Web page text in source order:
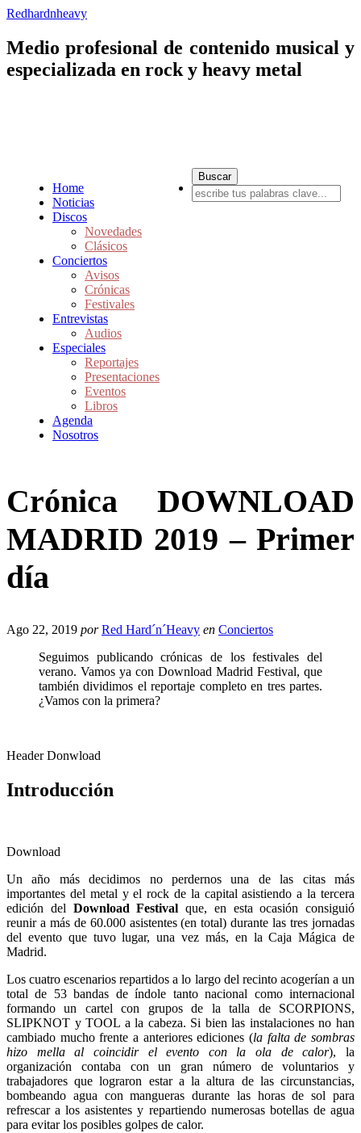
Redhardnheavy
Medio profesional de contenido musical y
especializada en rock y heavy metal
Home
Noticias
Discos
Novedades
Clásicos
Conciertos
Avisos
Crónicas
Festivales
Entrevistas
Audios
Especiales
Reportajes
Presentaciones
Eventos
Libros
Agenda
Nosotros
Crónica DOWNLOAD
MADRID 2019 – Primer
día
Ago 22, 2019 por Red Hard´n´Heavy en Conciertos
Seguimos publicando crónicas de los festivales del
verano. Vamos ya con Download Madrid Festival, que
también dividimos el reportaje completo en tres partes.
¿Vamos con la primera?
Header Donwload
Introducción
Download
Un año más decidimos no perdernos una de las citas más
importantes del metal y el rock de la capital asistiendo a la tercera
edición del Download Festival que, en esta ocasión consiguió
reunir a más de 60.000 asistentes (en total) durante las tres jornadas
del evento que tuvo lugar, una vez más, en la Caja Mágica de
Madrid.
Los cuatro escenarios repartidos a lo largo del recinto acogerían a un
total de 53 bandas de índole tanto nacional como internacional
formando un cartel con grupos de la talla de SCORPIONS,
SLIPKNOT y TOOL a la cabeza. Si bien las instalaciones no han
cambiado mucho frente a anteriores ediciones (la falta de sombras
hizo mella al coincidir el evento con la ola de calor), la
organización contaba con un gran número de voluntarios y
trabajadores que lograron estar a la altura de las circunstancias,
bombeando agua con mangueras durante las horas de sol para
refrescar a los asistentes y repartiendo numerosas botellas de agua
para evitar los posibles golpes de calor.